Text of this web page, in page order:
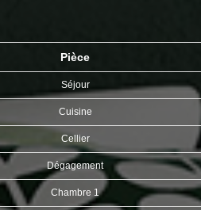
Pièce
Séjour
Cuisine
Cellier
Dégagement
Chambre 1